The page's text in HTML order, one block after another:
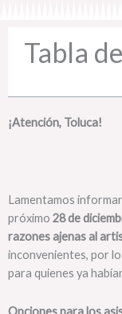
¡Atención, Toluca!
Lamentamos
próximo 28 de
razones ajenas al
inconvenientes, por
para quienes ya
Tabla